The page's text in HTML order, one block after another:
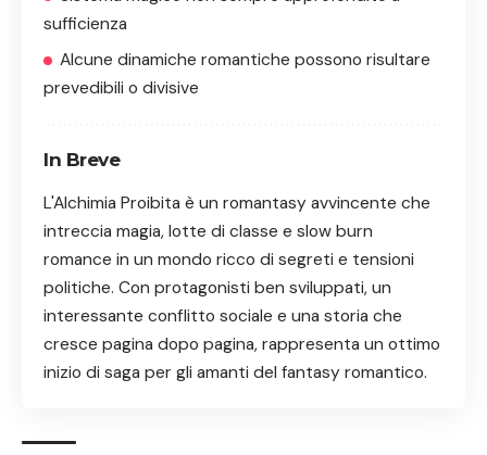
sufficienza
Alcune dinamiche romantiche possono risultare
prevedibili o divisive
In Breve
L'Alchimia Proibita è un romantasy avvincente che
intreccia magia, lotte di classe e slow burn
romance in un mondo ricco di segreti e tensioni
politiche. Con protagonisti ben sviluppati, un
interessante conflitto sociale e una storia che
cresce pagina dopo pagina, rappresenta un ottimo
inizio di saga per gli amanti del fantasy romantico.